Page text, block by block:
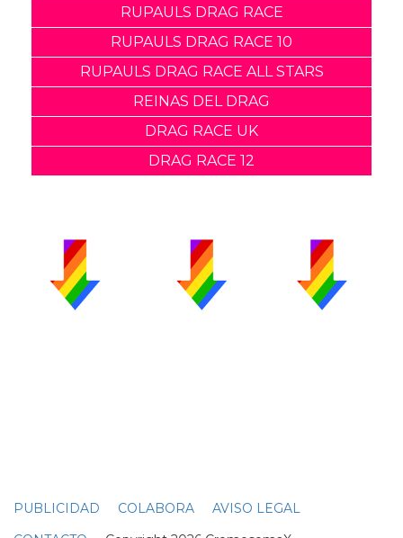
RUPAULS DRAG RACE
RUPAULS DRAG RACE 10
RUPAULS DRAG RACE ALL STARS
REINAS DEL DRAG
DRAG RACE UK
DRAG RACE 12
PUBLICIDAD COLABORA
AVISO LEGAL